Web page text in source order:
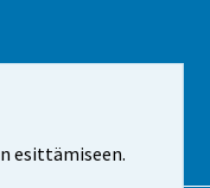
esittämiseen.